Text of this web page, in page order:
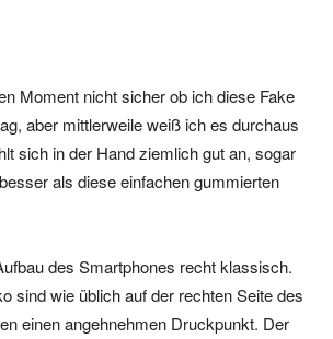
Moment nicht sicher ob ich diese Fake
aber mittlerweile weiß ich es durchaus
sich in der Hand ziemlich gut an, sogar
als diese einfachen gummierten
des Smartphones recht klassisch.
sind wie üblich auf der rechten Seite des
einen angehnehmen Druckpunkt. Der